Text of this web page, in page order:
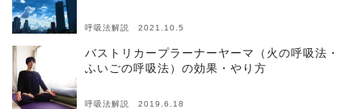
呼吸法解説 2021.10.5
バストリカープラーナーヤーマ（火の呼吸法・
ふいごの呼吸法）の効果・やり方
呼吸法解説 2019.6.18